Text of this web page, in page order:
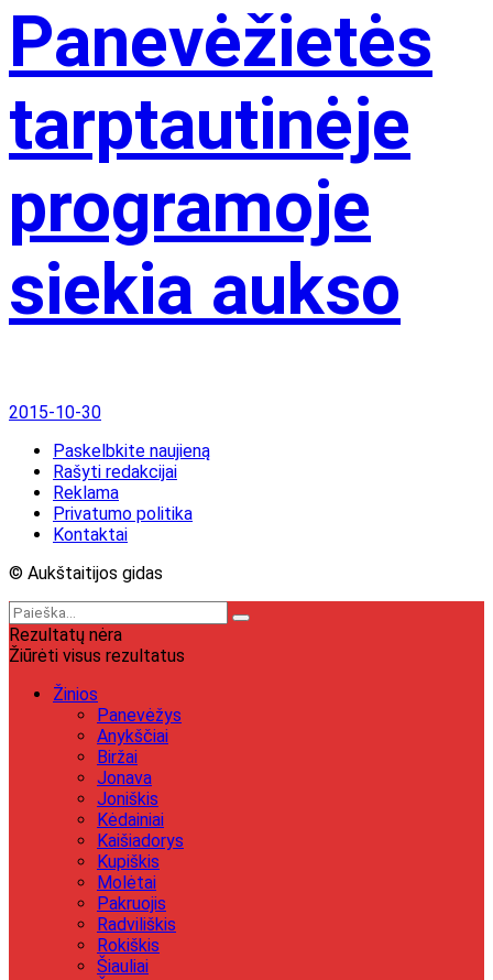
Panevėžietės
tarptautinėje
programoje
siekia aukso
2015-10-30
Paskelbkite naujieną
Rašyti redakcijai
Reklama
Privatumo politika
Kontaktai
© Aukštaitijos gidas
Rezultatų nėra
Žiūrėti visus rezultatus
Žinios
Panevėžys
Anykščiai
Biržai
Jonava
Joniškis
Kėdainiai
Kaišiadorys
Kupiškis
Molėtai
Pakruojis
Radviliškis
Rokiškis
Šiauliai